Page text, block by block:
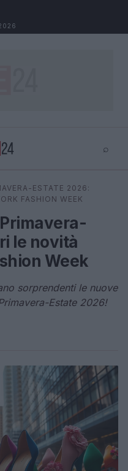
⌕
⌕
ESTATE 2026:
FASHION WEEK
le novità
Week
sorprendenti le nuove
Estate 2026!